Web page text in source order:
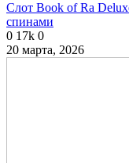
Слот Book of Ra
спинами
0 17k 0
20 марта, 2026